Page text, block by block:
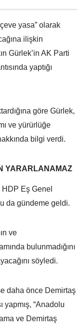
yasa” olarak
ilişkin
Gürlek’in AK Parti
yaptığı
göre Gürlek,
ve yürürlüğe
bilgi verdi.
YARARLANAMAZ
HDP Eş Genel
da gündeme geldi.
ve
bulunmadığını
söyledi.
daha önce Demirtaş
yapmış, “Anadolu
ve Demirtaş